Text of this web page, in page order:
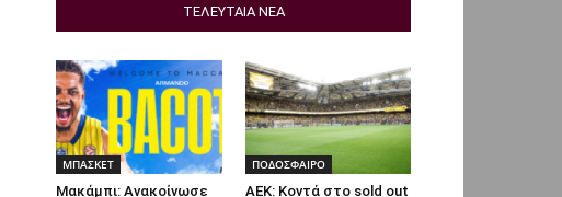
ΤΕΛΕΥΤΑΙΑ ΝΕΑ
ΜΠΑΣΚΕΤ
Μακάμπι: Ανακοίνωσε
ΠΟΔΟΣΦΑΙΡΟ
ΑΕΚ: Κοντά στο sold out